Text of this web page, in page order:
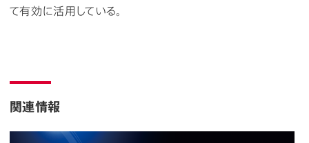
て有効に活用している。
関連情報